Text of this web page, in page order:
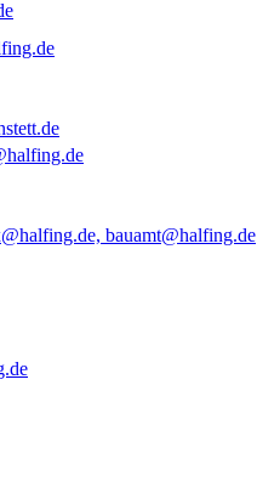
bauamt@halfing.de